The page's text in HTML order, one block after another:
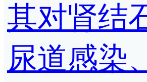
其对肾结
尿道感染